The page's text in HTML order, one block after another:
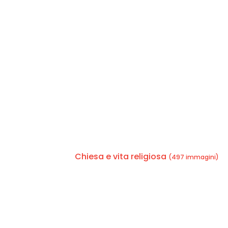
Chiesa e vita religiosa (497 immagini)